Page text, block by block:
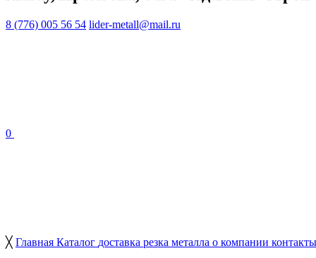
8 (776) 005 56 54 lider-metall@mail.ru
0
╳ Главная Каталог доставка резка металла о компании контакты